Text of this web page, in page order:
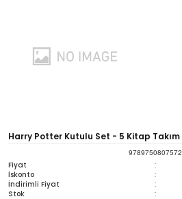
Harry Potter Kutulu Set - 5 Kitap Takım
9789750807572
Fiyat :
İskonto :
İndirimli Fiyat :
Stok :